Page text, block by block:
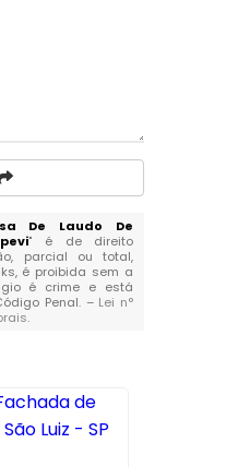
De Laudo De
" é de direito
parcial ou total,
é proibida sem a
é crime e está
Penal. – Lei n°
.